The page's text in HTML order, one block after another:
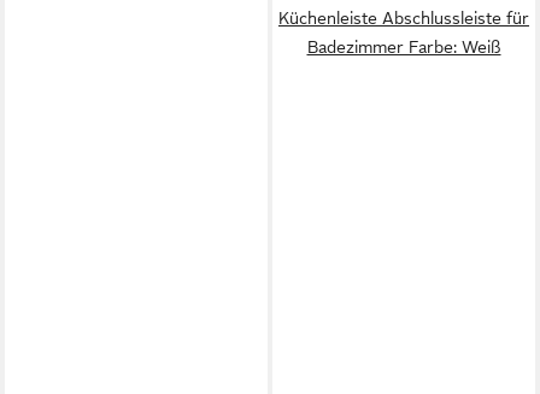
Küchenleiste Abschlussleiste für
Badezimmer Farbe: Weiß